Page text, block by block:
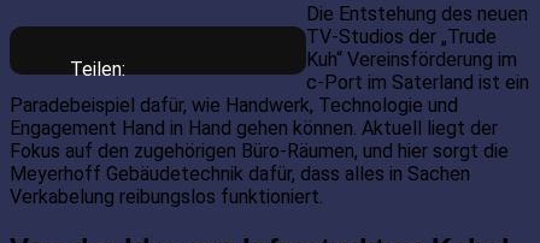
Teilen:
Die Entstehung des neuen
TV-Studios der „Trude
Kuh“ Vereinsförderung im
c-Port im Saterland ist ein
Paradebeispiel dafür, wie Handwerk, Technologie und
Engagement Hand in Hand gehen können. Aktuell liegt der
Fokus auf den zugehörigen Büro-Räumen, und hier sorgt die
Meyerhoff Gebäudetechnik dafür, dass alles in Sachen
Verkabelung reibungslos funktioniert.